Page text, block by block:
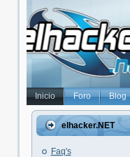
Inicio Foro Blog
elhacker.NET
Faq's